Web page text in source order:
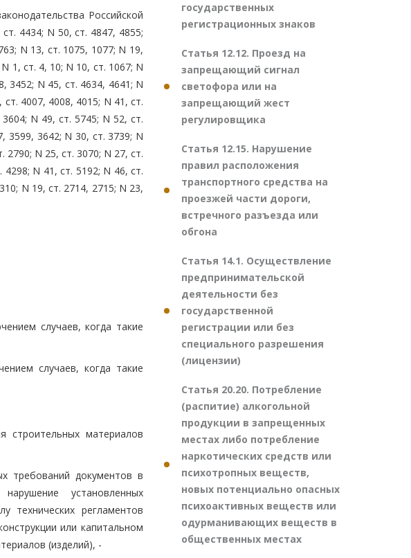
Российской
4434; N 50, ст. 4847, 4855;
N 13, ст. 1075, 1077; N 19,
1, ст. 4, 10; N 10, ст. 1067; N
3452; N 45, ст. 4634, 4641; N
4007, 4008, 4015; N 41, ст.
N 49, ст. 5745; N 52, ст.
3599, 3642; N 30, ст. 3739; N
2790; N 25, ст. 3070; N 27, ст.
N 41, ст. 5192; N 46, ст.
N 19, ст. 2714, 2715; N 23,
случаев, когда такие
случаев, когда такие
строительных материалов
требований документов в
установленных
технических регламентов
или капитальном
(изделий), -
государственных
регистрационных знаков
Статья 12.12. Проезд на
запрещающий сигнал
светофора или на
запрещающий жест
регулировщика
Статья 12.15. Нарушение
правил расположения
транспортного средства на
проезжей части дороги,
встречного разъезда или
обгона
Статья 14.1. Осуществление
предпринимательской
деятельности без
государственной
регистрации или без
специального разрешения
(лицензии)
Статья 20.20. Потребление
(распитие) алкогольной
продукции в запрещенных
местах либо потребление
наркотических средств или
психотропных веществ,
новых потенциально опасных
психоактивных веществ или
одурманивающих веществ в
общественных местах